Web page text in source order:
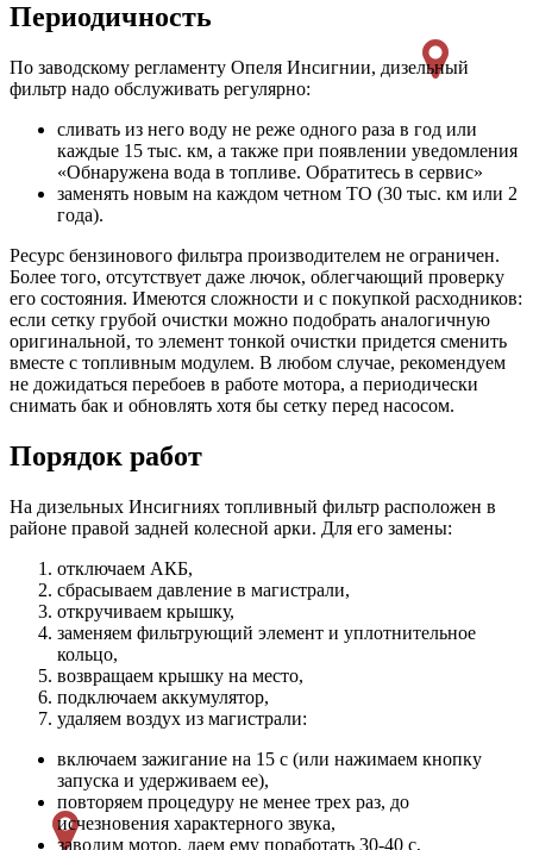
Периодичность
По заводскому регламенту Опеля Инсигнии, дизельный
фильтр надо обслуживать регулярно:
сливать из него воду не реже одного раза в год или
каждые 15 тыс. км, а также при появлении уведомления
«Обнаружена вода в топливе. Обратитесь в сервис»
заменять новым на каждом четном ТО (30 тыс. км или 2
года).
Ресурс бензинового фильтра производителем не ограничен.
Более того, отсутствует даже лючок, облегчающий проверку
его состояния. Имеются сложности и с покупкой расходников:
если сетку грубой очистки можно подобрать аналогичную
оригинальной, то элемент тонкой очистки придется сменить
вместе с топливным модулем. В любом случае, рекомендуем
не дожидаться перебоев в работе мотора, а периодически
снимать бак и обновлять хотя бы сетку перед насосом.
Порядок работ
На дизельных Инсигниях топливный фильтр расположен в
районе правой задней колесной арки. Для его замены:
отключаем АКБ,
сбрасываем давление в магистрали,
откручиваем крышку,
заменяем фильтрующий элемент и уплотнительное
кольцо,
возвращаем крышку на место,
подключаем аккумулятор,
удаляем воздух из магистрали:
включаем зажигание на 15 с (или нажимаем кнопку
запуска и удерживаем ее),
повторяем процедуру не менее трех раз, до
исчезновения характерного звука,
заводим мотор, даем ему поработать 30-40 с,